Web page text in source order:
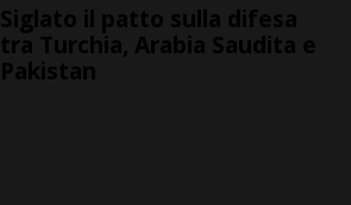
Siglato il patto sulla difesa
tra Turchia, Arabia Saudita e
Pakistan